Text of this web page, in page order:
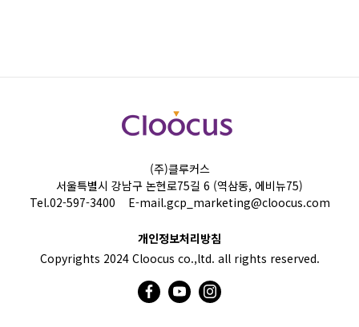
(주)클루커스
서울특별시 강남구 논현로75길 6 (역삼동, 에비뉴75)
Tel.02-597-3400 E-mail.gcp_marketing@cloocus.com
개인정보처리방침
Copyrights 2024 Cloocus co.,ltd. all rights reserved.